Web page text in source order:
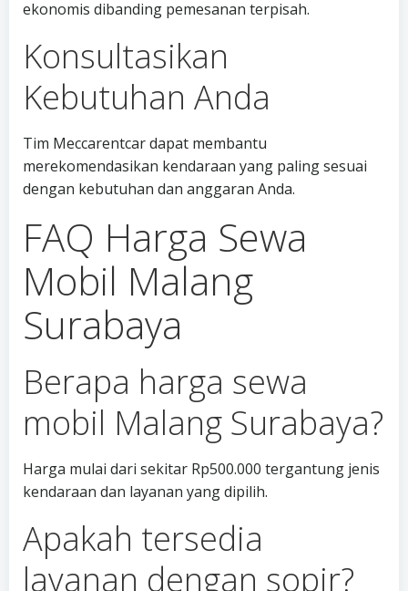
ekonomis dibanding pemesanan terpisah.
Konsultasikan
Kebutuhan Anda
Tim Meccarentcar dapat membantu
merekomendasikan kendaraan yang paling sesuai
dengan kebutuhan dan anggaran Anda.
FAQ Harga Sewa
Mobil Malang
Surabaya
Berapa harga sewa
mobil Malang Surabaya?
Harga mulai dari sekitar Rp500.000 tergantung jenis
kendaraan dan layanan yang dipilih.
Apakah tersedia
layanan dengan sopir?